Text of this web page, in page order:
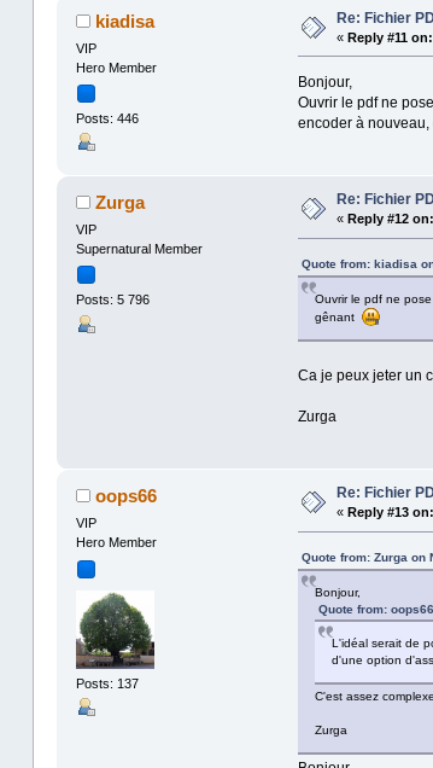
kiadisa
VIP
Hero Member
Posts: 446
Re: Fichier
« Reply #11 on:
Bonjour,
Ouvrir le pdf ne
encoder à
Zurga
VIP
Supernatural Member
Posts: 5 796
Re: Fichier
« Reply #12 on:
Quote from: kiadisa
Ouvrir le pdf ne
gênant
Ca je peux jeter un
Zurga
oops66
VIP
Hero Member
Posts: 137
Re: Fichier
« Reply #13 on:
Quote from: Zurga on
Bonjour,
Quote from:
L'idéal serait de
d'une option
C'est assez
Zurga